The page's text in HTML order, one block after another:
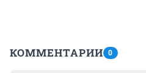
КОММЕНТАРИИ 0